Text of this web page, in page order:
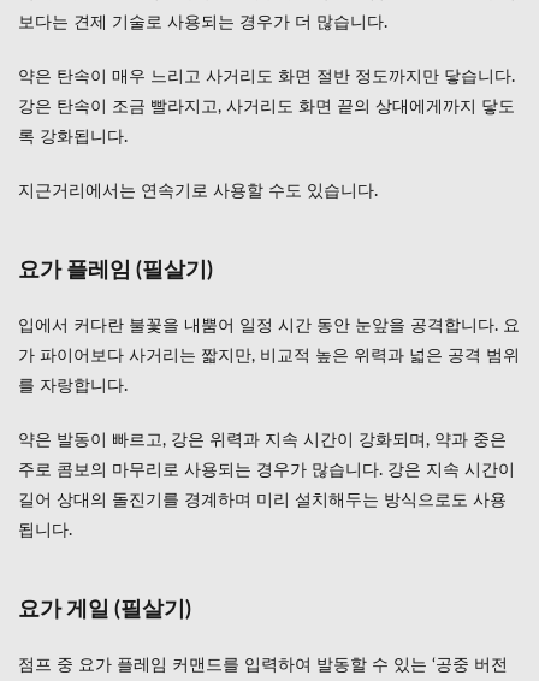
보다는 견제 기술로 사용되는 경우가 더 많습니다.
약은 탄속이 매우 느리고 사거리도 화면 절반 정도까지만 닿습니다.
강은 탄속이 조금 빨라지고, 사거리도 화면 끝의 상대에게까지 닿도
록 강화됩니다.
지근거리에서는 연속기로 사용할 수도 있습니다.
요가 플레임 (필살기)
입에서 커다란 불꽃을 내뿜어 일정 시간 동안 눈앞을 공격합니다. 요
가 파이어보다 사거리는 짧지만, 비교적 높은 위력과 넓은 공격 범위
를 자랑합니다.
약은 발동이 빠르고, 강은 위력과 지속 시간이 강화되며, 약과 중은
주로 콤보의 마무리로 사용되는 경우가 많습니다. 강은 지속 시간이
길어 상대의 돌진기를 경계하며 미리 설치해두는 방식으로도 사용
됩니다.
요가 게일 (필살기)
점프 중 요가 플레임 커맨드를 입력하여 발동할 수 있는 ‘공중 버전